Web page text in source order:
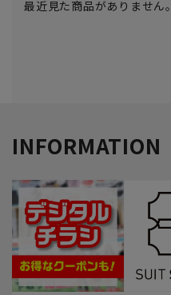
最近見た商品がありません。
INFORMATION